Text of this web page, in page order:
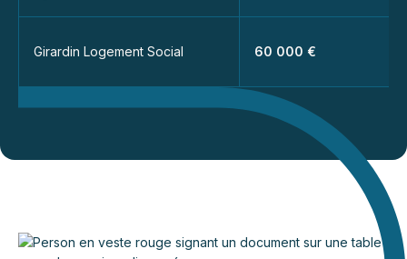
Girardin Logement Social 60 000 €